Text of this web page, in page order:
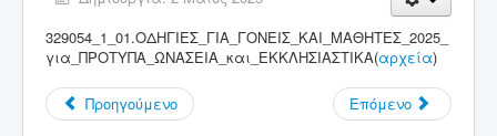
Επικοινωνία
329054_1_01.ΟΔΗΓΙΕΣ_ΓΙΑ_ΓΟΝΕΙΣ_ΚΑΙ_ΜΑΘΗΤΕΣ_2025_
για_ΠΡΟΤΥΠΑ_ΩΝΑΣΕΙΑ_και_ΕΚΚΛΗΣΙΑΣΤΙΚΑ(αρχεία)
Προηγούμενο Επόμενο